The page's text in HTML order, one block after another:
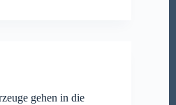
gehen in die